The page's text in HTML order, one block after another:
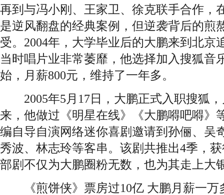
再到与冯小刚、王家卫、徐克联手合作，
是逆风翻盘的经典案例，但逆袭背后的煎
受。2004年，大学毕业后的大鹏来到北京
当时唱片业非常萎靡，他选择加入搜狐音
始，月薪800元，维持了一年多。
2005年5月17日，大鹏正式入职搜狐，
来，他做过《明星在线》《大鹏嘚吧嘚》
编自导自演网络迷你喜剧邀请到孙俪、吴
秀波、林志玲等客串。该剧共推出4季，
部剧不仅为大鹏圈粉无数，也为其走上大
《煎饼侠》票房过10亿 大鹏月薪一万